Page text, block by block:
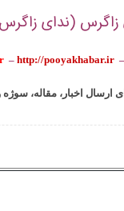
(ندای زاگرس
–http://pooyakhabar.ir –
ارسال اخبار، مقاله، سوژه